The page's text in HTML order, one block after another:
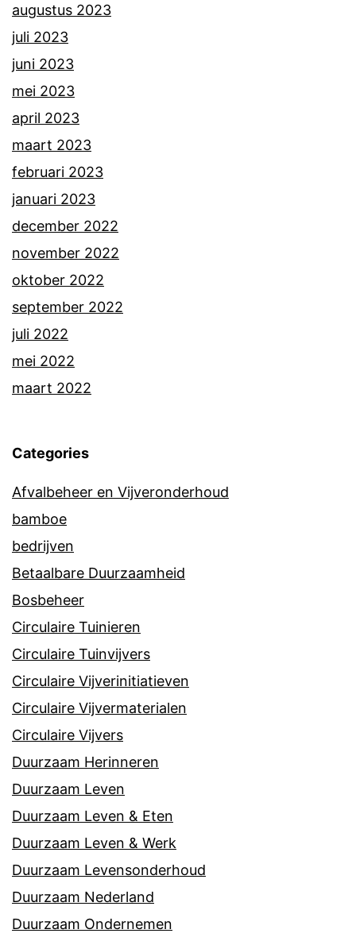
augustus 2023
juli 2023
juni 2023
mei 2023
april 2023
maart 2023
februari 2023
januari 2023
december 2022
november 2022
oktober 2022
september 2022
juli 2022
mei 2022
maart 2022
Categories
Afvalbeheer en Vijveronderhoud
bamboe
bedrijven
Betaalbare Duurzaamheid
Bosbeheer
Circulaire Tuinieren
Circulaire Tuinvijvers
Circulaire Vijverinitiatieven
Circulaire Vijvermaterialen
Circulaire Vijvers
Duurzaam Herinneren
Duurzaam Leven
Duurzaam Leven & Eten
Duurzaam Leven & Werk
Duurzaam Levensonderhoud
Duurzaam Nederland
Duurzaam Ondernemen